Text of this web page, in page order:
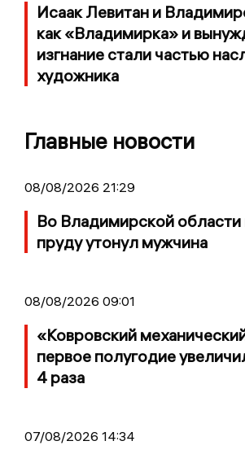
Исаак Левитан и
как «Владимирка» и
изгнание стали частью
художника
Главные новости
08/08/2026 21:29
Во Владимирской
пруду утонул мужчина
08/08/2026 09:01
«Ковровский
первое полугодие
4 раза
07/08/2026 14:34